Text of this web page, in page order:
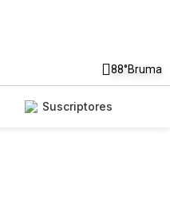
88°Bruma
Suscriptores